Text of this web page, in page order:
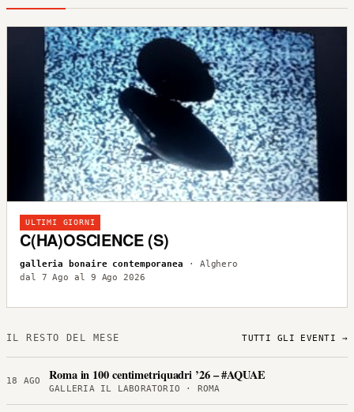
ULTIMI GIORNI
C(HA)OSCIENCE (S)
galleria bonaire contemporanea · Alghero
dal 7 Ago al 9 Ago 2026
IL RESTO DEL MESE TUTTI GLI EVENTI →
18 AGO Roma in 100 centimetriquadri ’26 – #AQUAE
GALLERIA IL LABORATORIO · ROMA